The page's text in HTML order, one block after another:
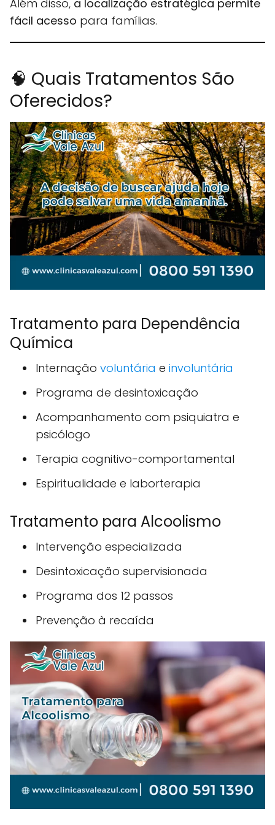
Além disso, a localização estratégica permite
fácil acesso para famílias.
🧠 Quais Tratamentos São
Oferecidos?
Tratamento para Dependência
Química
Internação voluntária e involuntária
Programa de desintoxicação
Acompanhamento com psiquiatra e
psicólogo
Terapia cognitivo-comportamental
Espiritualidade e laborterapia
Tratamento para Alcoolismo
Intervenção especializada
Desintoxicação supervisionada
Programa dos 12 passos
Prevenção à recaída